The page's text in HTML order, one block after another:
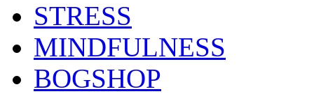
STRESS
MINDFULNESS
BOGSHOP